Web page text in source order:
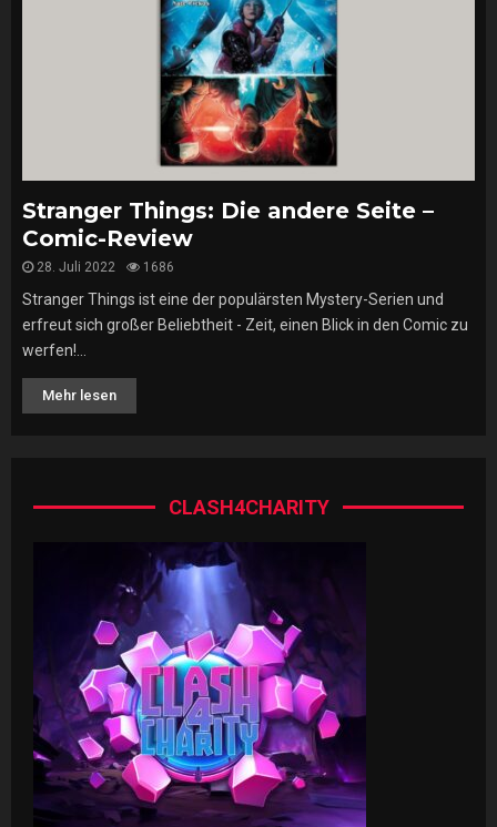
Stranger Things: Die andere Seite –
Comic-Review
28. Juli 2022 1686
Stranger Things ist eine der populärsten Mystery-Serien und
erfreut sich großer Beliebtheit - Zeit, einen Blick in den Comic zu
werfen!...
Mehr lesen
CLASH4CHARITY